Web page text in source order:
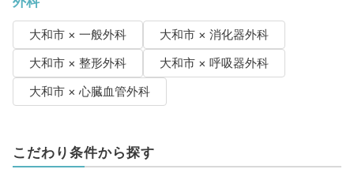
大和市 × 一般外科
大和市 × 消化器外科
大和市 × 整形外科
大和市 × 呼吸器外科
大和市 × 心臓血管外科
こだわり条件から探す